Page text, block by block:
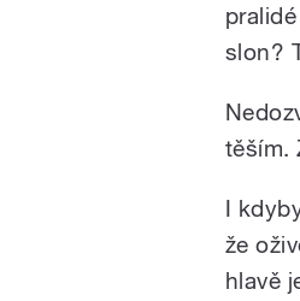
slon?
těším.
I
že
hlavě